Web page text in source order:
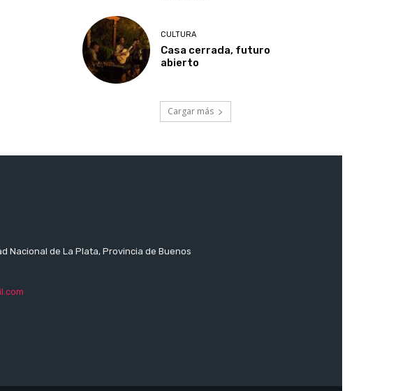
CULTURA
Casa cerrada, futuro
abierto
Cargar más
Nacional de La Plata, Provincia de Buenos